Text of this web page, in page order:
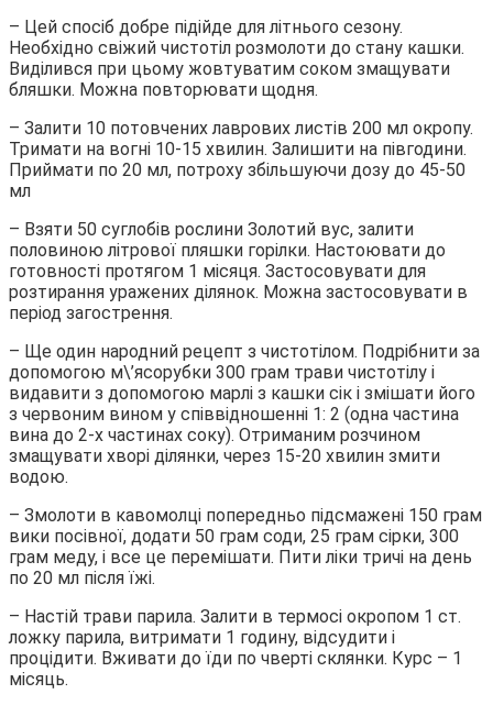
– Цей спосіб добре підійде для літнього сезону.
Необхідно свіжий чистотіл розмолоти до стану кашки.
Виділився при цьому жовтуватим соком змащувати
бляшки. Можна повторювати щодня.
– Залити 10 потовчених лаврових листів 200 мл окропу.
Тримати на вогні 10-15 хвилин. Залишити на півгодини.
Приймати по 20 мл, потроху збільшуючи дозу до 45-50
мл
– Взяти 50 суглобів рослини Золотий вус, залити
половиною літрової пляшки горілки. Настоювати до
готовності протягом 1 місяця. Застосовувати для
розтирання уражених ділянок. Можна застосовувати в
період загострення.
– Ще один народний рецепт з чистотілом. Подрібнити за
допомогою м\’ясорубки 300 грам трави чистотілу і
видавити з допомогою марлі з кашки сік і змішати його
з червоним вином у співвідношенні 1: 2 (одна частина
вина до 2-х частинах соку). Отриманим розчином
змащувати хворі ділянки, через 15-20 хвилин змити
водою.
– Змолоти в кавомолці попередньо підсмажені 150 грам
вики посівної, додати 50 грам соди, 25 грам сірки, 300
грам меду, і все це перемішати. Пити ліки тричі на день
по 20 мл після їжі.
– Настій трави парила. Залити в термосі окропом 1 ст.
ложку парила, витримати 1 годину, відсудити і
процідити. Вживати до їди по чверті склянки. Курс – 1
місяць.